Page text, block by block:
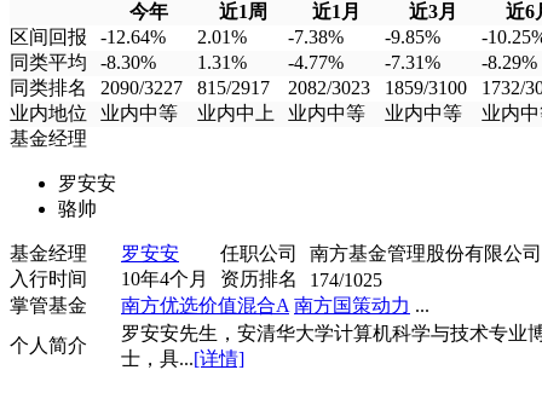
今年 近1周 近1月 近3月
近6
区间回报
-12.64% 2.01% -7.38% -9.85%
-
同类平均
-8.30% 1.31% -4.77% -7.31%
-8.29%
同类排名
2090/3227 815/2917 2082/3023 1859/3100
1732/
业内地位
业内中等 业内中上 业内中等 业内中等
业内
基金经理
罗安安
骆帅
基金经理 罗安安 任职公司
南方基金管理股份有限公司
入行时间
10年4个月 资历排名
174/1025
掌管基金
南方优选价值混合A 南方国策动力 ...
个人简介
罗安安先生，安清华大学计算机科学与技术专业
士，具...[详情]